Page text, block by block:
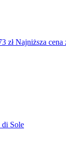
złNajniższa cena
di Sole